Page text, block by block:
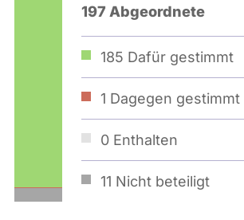
197 Abgeordnete
185 Dafür gestimmt
1 Dagegen gestimmt
0 Enthalten
11 Nicht beteiligt